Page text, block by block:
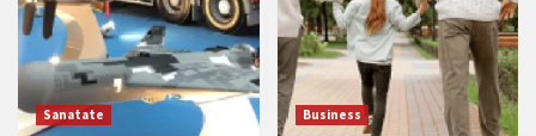
Sanatate Business